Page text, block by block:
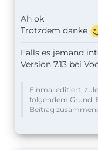
Ah ok
Trotzdem danke
Falls es jemand
Version 7.13 bei
Einmal editiert,
folgendem Grund:
Beitrag